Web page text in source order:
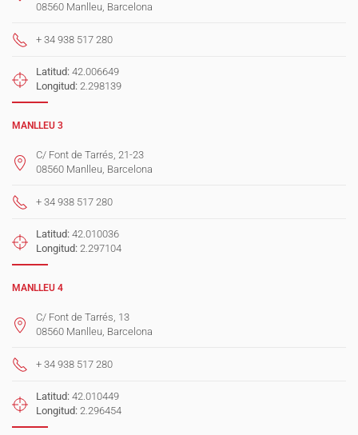
08560 Manlleu, Barcelona
+ 34 938 517 280
Latitud: 42.006649
Longitud: 2.298139
MANLLEU 3
C/ Font de Tarrés, 21-23
08560 Manlleu, Barcelona
+ 34 938 517 280
Latitud: 42.010036
Longitud: 2.297104
MANLLEU 4
C/ Font de Tarrés, 13
08560 Manlleu, Barcelona
+ 34 938 517 280
Latitud: 42.010449
Longitud: 2.296454